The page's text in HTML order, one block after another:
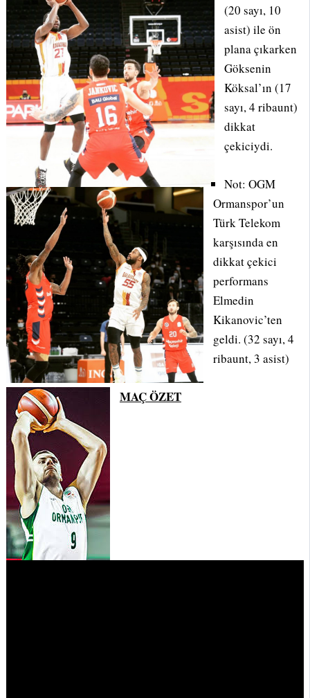
(20 sayı, 10
asist) ile ön
plana çıkarken
Göksenin
Köksal’ın (17
sayı, 4 ribaunt)
dikkat
çekiciydi.
Not: OGM
Ormanspor’un
Türk Telekom
karşısında en
dikkat çekici
performans
Elmedin
Kikanovic’ten
geldi. (32 sayı, 4
ribaunt, 3 asist)
MAÇ ÖZET